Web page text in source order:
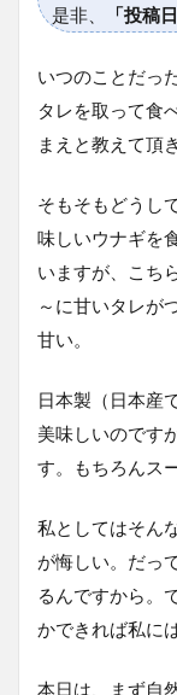
是非、
「投稿日
いつのことだっ
タレを取って食
まえと教えて頂
そもそもどうし
味しいウナギを
いますが、こち
～に甘いタレが
甘い。
日本製（日本産
美味しいのです
す。もちろんス
私としてはそん
が悔しい。だっ
るんですから。
かできれば私に
本日は、まず自